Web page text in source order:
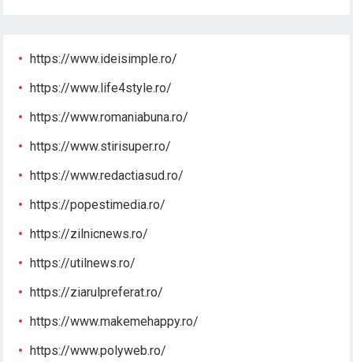
https://www.ideisimple.ro/
https://www.life4style.ro/
https://www.romaniabuna.ro/
https://www.stirisuper.ro/
https://www.redactiasud.ro/
https://popestimedia.ro/
https://zilnicnews.ro/
https://utilnews.ro/
https://ziarulpreferat.ro/
https://www.makemehappy.ro/
https://www.polyweb.ro/